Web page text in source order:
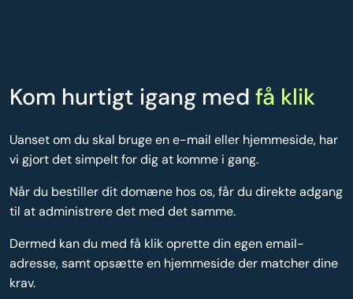
Kom hurtigt igang med få klik
Uanset om du skal bruge en e-mail eller hjemmeside, har
vi gjort det simpelt for dig at komme i gang.
Når du bestiller dit domæne hos os, får du direkte adgang
til at administrere det med det samme.
Dermed kan du med få klik oprette din egen email-
adresse, samt opsætte en hjemmeside der matcher dine
krav.